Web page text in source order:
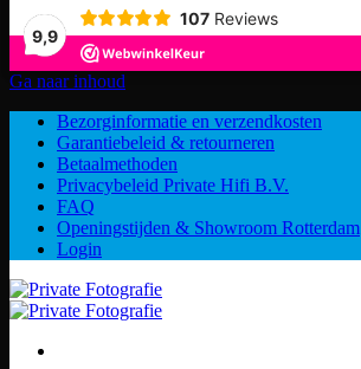
9,9
107 Reviews
Ga naar inhoud
Bezorginformatie en verzendkosten
Garantiebeleid & retourneren
Betaalmethoden
Privacybeleid Private Hifi B.V.
FAQ
Openingstijden & Showroom Rotterdam
Login